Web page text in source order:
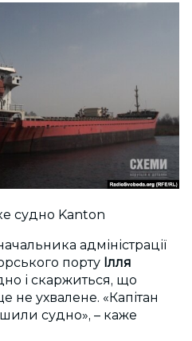
судно Kanton
адміністрації
порту Ілля
і скаржиться, що
ухвалене. «Капітан
судно», – каже